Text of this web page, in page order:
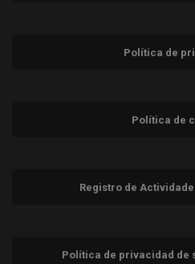
Política de
Política de
Registro de
Política de privacidad de